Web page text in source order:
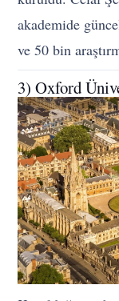
akademide
ve 50 bin
3) Oxford